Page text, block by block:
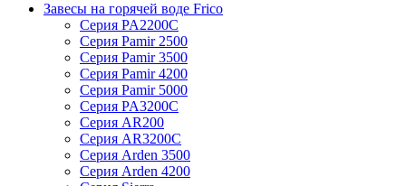
Завесы на горячей воде Frico
Серия PA2200C
Серия Pamir 2500
Серия Pamir 3500
Серия Pamir 4200
Серия Pamir 5000
Серия PA3200C
Серия AR200
Серия AR3200C
Серия Arden 3500
Серия Arden 4200